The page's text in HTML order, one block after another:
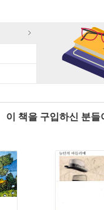
이 책을 구입하신 분